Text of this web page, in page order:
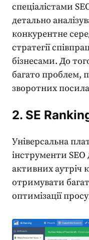
спеціалістами
детально
конкурентне
стратегії
бізнесами. До
багато проблем,
зворотних
2. SE
Універсальна
інструменти SEO
активних аутріч
отримувати
оптимізації